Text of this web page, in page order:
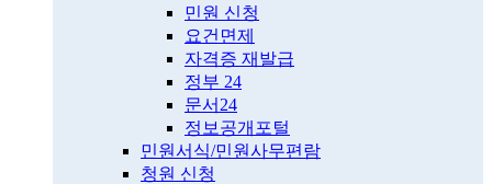
민원 신청
요건면제
자격증 재발급
정부 24
문서24
정보공개포털
민원서식/민원사무편람
청원 신청